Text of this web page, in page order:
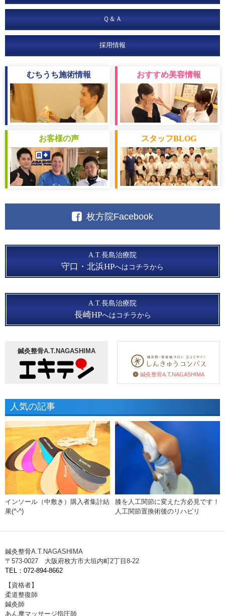
Ｑ＆Ａ
採用情報
むちうち施術情報 おすすめ美容情報
お客様の声 スタッフBLOG
枚方院Facebook
A.T.長島治療院
守口・北浜HPへはコチラから
A.T.長島治療院
長崎HPへはコチラから
鍼灸整骨A.T.NAGASHIMA
鍼灸整骨A.T.NAGASHIMA
人気の記事
インソール（中敷き）購入者集計結
果(^-^)
膝を人工関節に変えた方必見です！
人工関節置換術後のリハビリ
鍼灸整骨A.T.NAGASHIMA
〒573-0027 大阪府枚方市大垣内町2丁目8-22
TEL：072-894-8662
【資格者】
柔道整復師
鍼灸師
あん摩マッサージ指圧師